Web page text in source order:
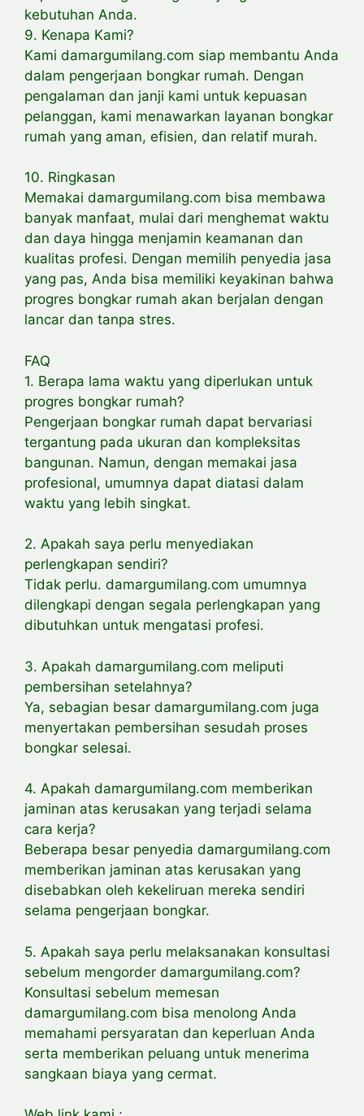
kebutuhan Anda.
9. Kenapa Kami?
Kami damargumilang.com siap membantu Anda
dalam pengerjaan bongkar rumah. Dengan
pengalaman dan janji kami untuk kepuasan
pelanggan, kami menawarkan layanan bongkar
rumah yang aman, efisien, dan relatif murah.
10. Ringkasan
Memakai damargumilang.com bisa membawa
banyak manfaat, mulai dari menghemat waktu
dan daya hingga menjamin keamanan dan
kualitas profesi. Dengan memilih penyedia jasa
yang pas, Anda bisa memiliki keyakinan bahwa
progres bongkar rumah akan berjalan dengan
lancar dan tanpa stres.
FAQ
1. Berapa lama waktu yang diperlukan untuk
progres bongkar rumah?
Pengerjaan bongkar rumah dapat bervariasi
tergantung pada ukuran dan kompleksitas
bangunan. Namun, dengan memakai jasa
profesional, umumnya dapat diatasi dalam
waktu yang lebih singkat.
2. Apakah saya perlu menyediakan
perlengkapan sendiri?
Tidak perlu. damargumilang.com umumnya
dilengkapi dengan segala perlengkapan yang
dibutuhkan untuk mengatasi profesi.
3. Apakah damargumilang.com meliputi
pembersihan setelahnya?
Ya, sebagian besar damargumilang.com juga
menyertakan pembersihan sesudah proses
bongkar selesai.
4. Apakah damargumilang.com memberikan
jaminan atas kerusakan yang terjadi selama
cara kerja?
Beberapa besar penyedia damargumilang.com
memberikan jaminan atas kerusakan yang
disebabkan oleh kekeliruan mereka sendiri
selama pengerjaan bongkar.
5. Apakah saya perlu melaksanakan konsultasi
sebelum mengorder damargumilang.com?
Konsultasi sebelum memesan
damargumilang.com bisa menolong Anda
memahami persyaratan dan keperluan Anda
serta memberikan peluang untuk menerima
sangkaan biaya yang cermat.